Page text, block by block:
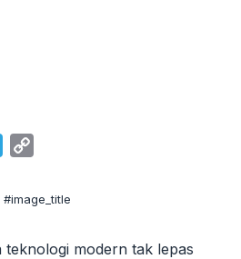
l
g
p
#image_title
teknologi modern tak lepas